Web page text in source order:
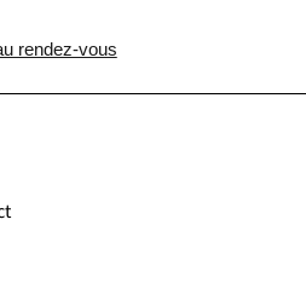
rendez-vous